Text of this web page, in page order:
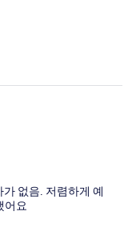
없음. 저렴하게 예
어요